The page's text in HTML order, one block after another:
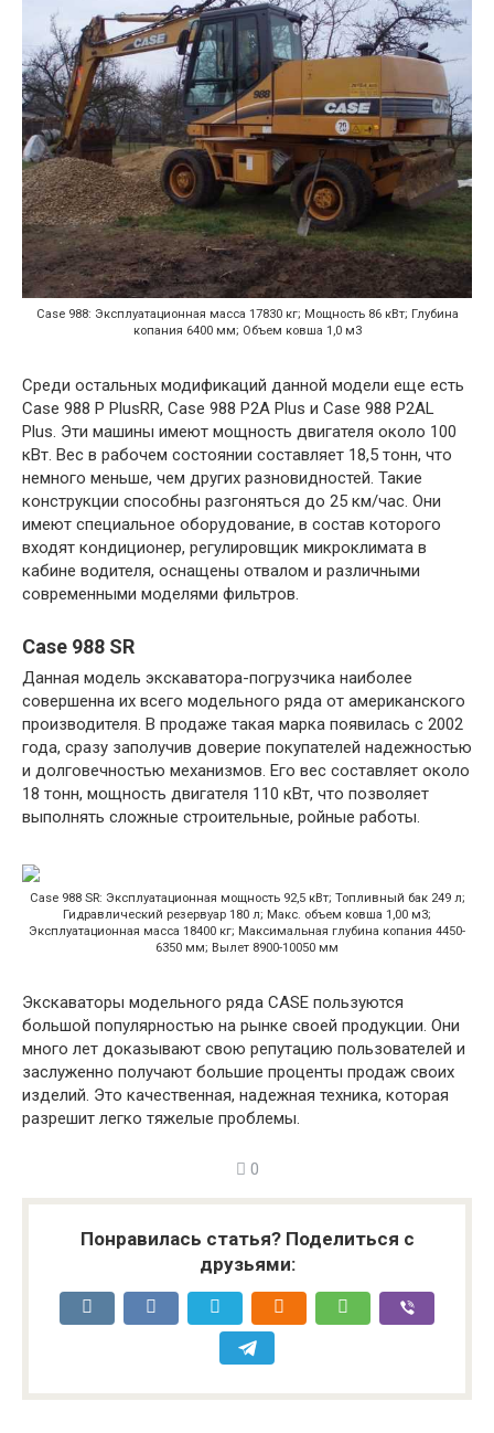
Case 988: Эксплуатационная масса 17830 кг; Мощность 86 кВт; Глубина
копания 6400 мм; Объем ковша 1,0 м3
Среди остальных модификаций данной модели еще есть
Case 988 P PlusRR, Case 988 P2A Plus и Case 988 P2AL
Plus. Эти машины имеют мощность двигателя около 100
кВт. Вес в рабочем состоянии составляет 18,5 тонн, что
немного меньше, чем других разновидностей. Такие
конструкции способны разгоняться до 25 км/час. Они
имеют специальное оборудование, в состав которого
входят кондиционер, регулировщик микроклимата в
кабине водителя, оснащены отвалом и различными
современными моделями фильтров.
Case 988 SR
Данная модель экскаватора-погрузчика наиболее
совершенна их всего модельного ряда от американского
производителя. В продаже такая марка появилась с 2002
года, сразу заполучив доверие покупателей надежностью
и долговечностью механизмов. Его вес составляет около
18 тонн, мощность двигателя 110 кВт, что позволяет
выполнять сложные строительные, ройные работы.
Case 988 SR: Эксплуатационная мощность 92,5 кВт; Топливный бак 249 л;
Гидравлический резервуар 180 л; Макс. объем ковша 1,00 м3;
Эксплуатационная масса 18400 кг; Максимальная глубина копания 4450-
6350 мм; Вылет 8900-10050 мм
Экскаваторы модельного ряда CASE пользуются
большой популярностью на рынке своей продукции. Они
много лет доказывают свою репутацию пользователей и
заслуженно получают большие проценты продаж своих
изделий. Это качественная, надежная техника, которая
разрешит легко тяжелые проблемы.
0
Понравилась статья? Поделиться с
друзьями: